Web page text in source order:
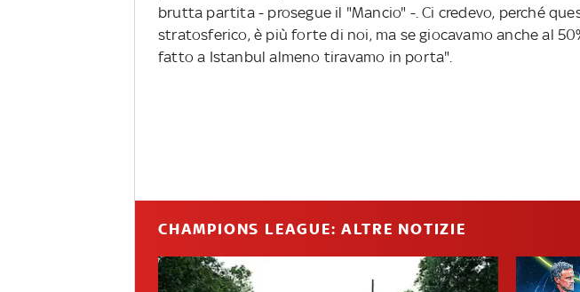
brutta partita - prosegue il "Mancio" -. Ci credevo, perché
stratosferico, è più forte di noi, ma se giocavamo anche al
fatto a Istanbul almeno tiravamo in porta".
CHAMPIONS LEAGUE: ALTRE NOTIZIE